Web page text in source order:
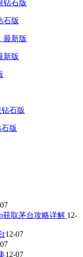
石版
新版
版
获取茅台攻略详解 12-
12-07
12-07